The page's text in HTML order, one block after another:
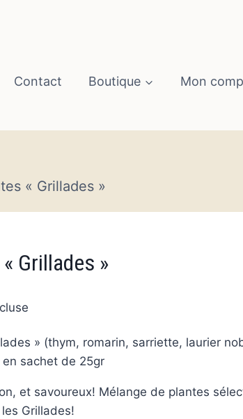
Contact Boutique Mon
« Grillades »
Grillades »
» (thym, romarin, sarriette, laurier
sachet de 25gr
et savoureux! Mélange de plantes
Grillades!